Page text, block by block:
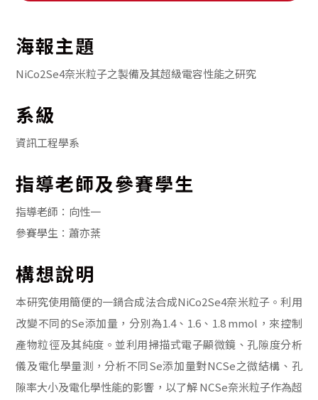
海報主題
NiCo2Se4奈米粒子之製備及其超級電容性能之研究
系級
資訊工程學系
指導老師及參賽學生
指導老師：向性一
參賽學生：蕭亦棻
構想說明
本研究使用簡便的一鍋合成法合成NiCo2Se4奈米粒子。利用
改變不同的Se添加量，分別為1.4、1.6、1.8 mmol，來控制
產物粒徑及其純度。並利用掃描式電子顯微鏡、孔隙度分析
儀及電化學量測，分析不同Se添加量對NCSe之微結構、孔
隙率大小及電化學性能的影響，以了解 NCSe奈米粒子作為超